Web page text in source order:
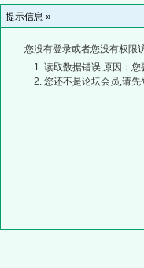
提示信息 »
您没有登录或者您没有权限
读取数据错误,原因：
您还不是论坛会员,请先